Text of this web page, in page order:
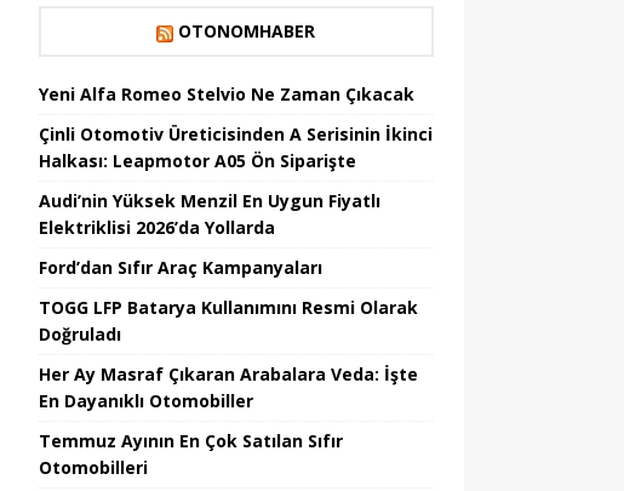
OTONOMHABER
Yeni Alfa Romeo Stelvio Ne Zaman Çıkacak
Çinli Otomotiv Üreticisinden A Serisinin İkinci
Halkası: Leapmotor A05 Ön Siparişte
Audi’nin Yüksek Menzil En Uygun Fiyatlı
Elektriklisi 2026’da Yollarda
Ford’dan Sıfır Araç Kampanyaları
TOGG LFP Batarya Kullanımını Resmi Olarak
Doğruladı
Her Ay Masraf Çıkaran Arabalara Veda: İşte
En Dayanıklı Otomobiller
Temmuz Ayının En Çok Satılan Sıfır
Otomobilleri